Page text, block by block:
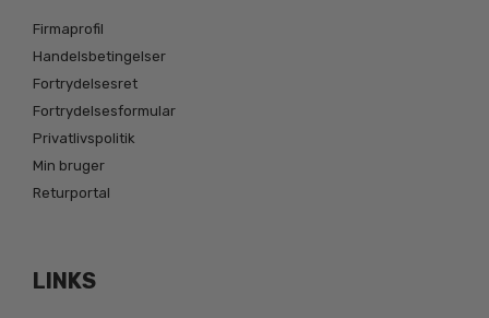
Firmaprofil
Handelsbetingelser
Fortrydelsesret
Fortrydelsesformular
Privatlivspolitik
Min bruger
Returportal
LINKS